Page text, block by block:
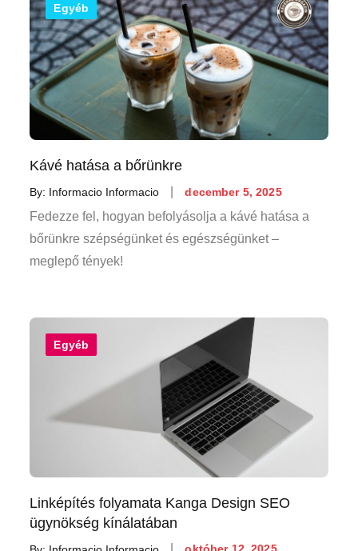
Egyéb
Kávé hatása a bőrünkre
By: Informacio Informacio
Posted
on
december 5, 2025
Fedezze fel, hogyan befolyásolja a kávé hatása a
bőrünkre szépségünket és egészségünket –
meglepő tények!
Egyéb
Linképítés folyamata Kanga Design SEO
ügynökség kínálatában
Posted